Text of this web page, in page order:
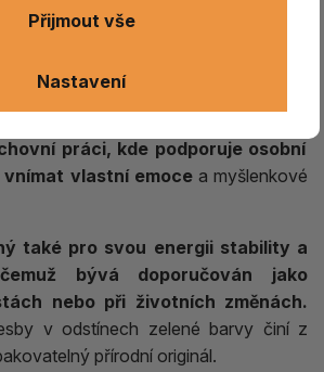
je malachit
, rozvojem intuice, citlivosti a
práci, kde podporuje osobní
vlastní emocea myšlenkové
také pro svou energii stability a
bývá doporučován jako
nebo při životních změnách.
v odstínech zelené barvy činí z
přírodní originál.
Nastavení
Přijmout vše